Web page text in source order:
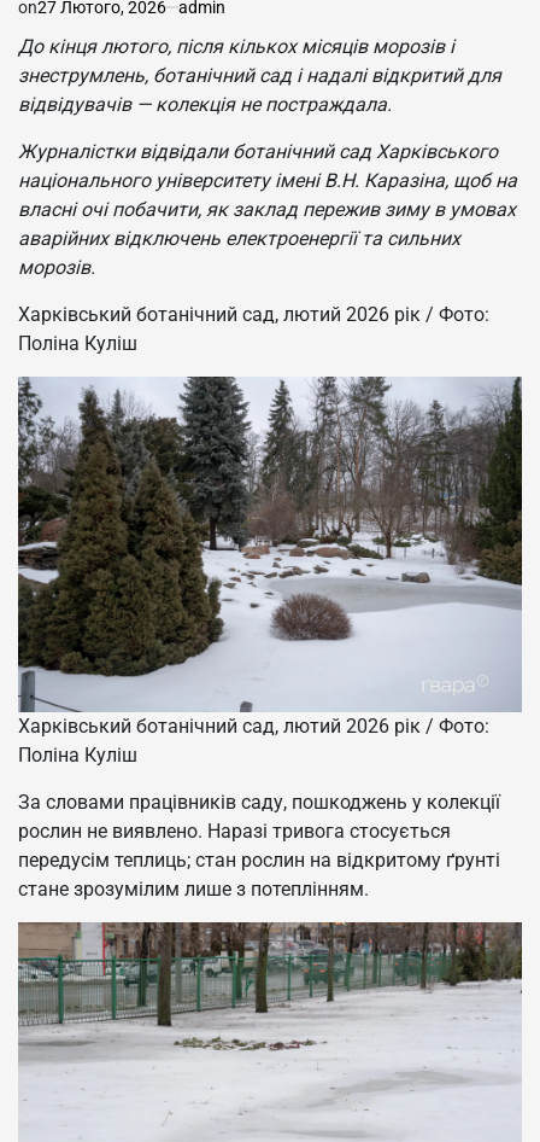
on27 Лютого, 2026 admin
До кінця лютого, після кількох місяців морозів і
знеструмлень, ботанічний сад і надалі відкритий для
відвідувачів — колекція не постраждала.
Журналістки відвідали ботанічний сад Харківського
національного університету імені В.Н. Каразіна, щоб на
власні очі побачити, як заклад пережив зиму в умовах
аварійних відключень електроенергії та сильних
морозів.
Харківський ботанічний сад, лютий 2026 рік / Фото:
Поліна Куліш
Харківський ботанічний сад, лютий 2026 рік / Фото:
Поліна Куліш
За словами працівників саду, пошкоджень у колекції
рослин не виявлено. Наразі тривога стосується
передусім теплиць; стан рослин на відкритому ґрунті
стане зрозумілим лише з потеплінням.